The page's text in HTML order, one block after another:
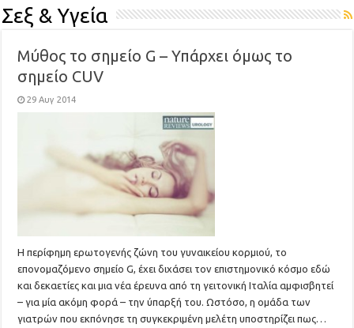
Σεξ & Υγεία
Μύθος το σημείο G – Υπάρχει όμως το
σημείο CUV
29 Αυγ 2014
Η περίφημη ερωτογενής ζώνη του γυναικείου κορμιού, το
επονομαζόμενο σημείο G, έχει διχάσει τον επιστημονικό κόσμο εδώ
και δεκαετίες και μια νέα έρευνα από τη γειτονική Ιταλία αμφισβητεί
– για μία ακόμη φορά – την ύπαρξή του. Ωστόσο, η ομάδα των
γιατρών που εκπόνησε τη συγκεκριμένη μελέτη υποστηρίζει πως…